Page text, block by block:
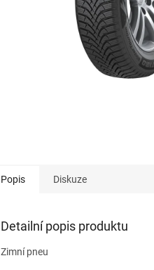
Popis Diskuze
Detailní popis produktu
Zimní pneu